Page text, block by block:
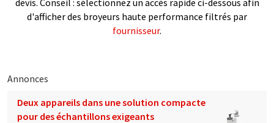
d'afficher des broyeurs haute performance filtrés par
fournisseur.
Annonces
Deux appareils dans une solution compacte
pour des échantillons exigeants